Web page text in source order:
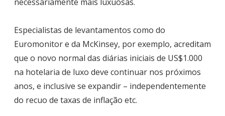
Especialistas de levantamentos como do
Euromonitor e da McKinsey, por exemplo, acreditam
que o novo normal das diárias iniciais de US$1.000
na hotelaria de luxo deve continuar nos próximos
anos, e inclusive se expandir – independentemente
do recuo de taxas de inflação etc.